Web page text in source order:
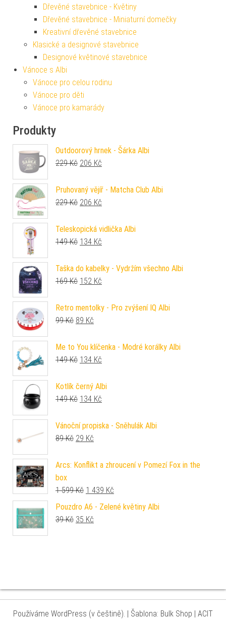
Dřevěné stavebnice - Květiny
Dřevěné stavebnice - Miniaturní domečky
Kreativní dřevěné stavebnice
Klasické a designové stavebnice
Designové květinové stavebnice
Vánoce s Albi
Vánoce pro celou rodinu
Vánoce pro děti
Vánoce pro kamarády
Produkty
Outdoorový hrnek - Šárka Albi
229Kč Původní cena byla: 229 Kč.
206 Kč
Pruhovaný vějíř - Matcha Club Albi
229Kč Původní cena byla: 229 Kč.
206 Kč
Teleskopická vidlička Albi
149Kč Původní cena byla: 149 Kč.
134 Kč
Taška do kabelky - Vydržím všechno Albi
169Kč Původní cena byla: 169 Kč.
152 Kč
Retro mentolky - Pro zvýšení IQ Albi
99Kč Původní cena byla: 99 Kč.
89 Kč
Me to You klíčenka - Modré korálky Albi
149Kč Původní cena byla: 149 Kč.
134 Kč
Kotlík černý Albi
149Kč Původní cena byla: 149 Kč.
134 Kč
Vánoční propiska - Sněhulák Albi
89Kč Původní cena byla: 89 Kč.
29 Kč
Arcs: Konflikt a zhroucení v Pomezí Fox in the
box
1 599Kč Původní cena byla: 1 599 Kč.
1 439 Kč
Pouzdro A6 - Zelené květiny Albi
39Kč Původní cena byla: 39 Kč.
35 Kč
Používáme WordPress (v češtině). | Šablona: Bulk Shop | ACIT